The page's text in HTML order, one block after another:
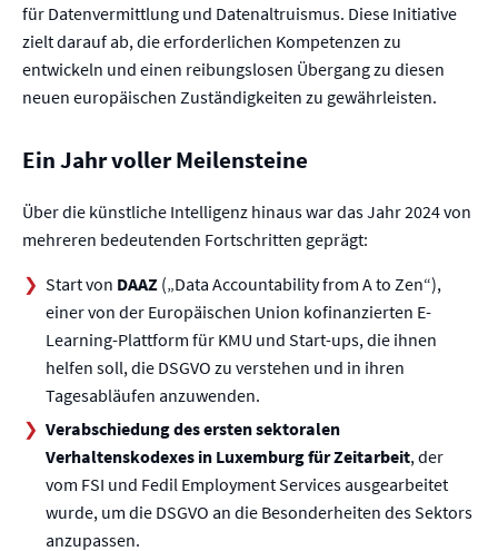
für Datenvermittlung und Datenaltruismus. Diese Initiative
zielt darauf ab, die erforderlichen Kompetenzen zu
entwickeln und einen reibungslosen Übergang zu diesen
neuen europäischen Zuständigkeiten zu gewährleisten.
Ein Jahr voller Meilensteine
Über die künstliche Intelligenz hinaus war das Jahr 2024 von
mehreren bedeutenden Fortschritten geprägt:
Start von DAAZ („Data Accountability from A to Zen“),
einer von der Europäischen Union kofinanzierten E-
Learning-Plattform für KMU und Start-ups, die ihnen
helfen soll, die DSGVO zu verstehen und in ihren
Tagesabläufen anzuwenden.
Verabschiedung des ersten sektoralen
Verhaltenskodexes in Luxemburg für Zeitarbeit, der
vom FSI und Fedil Employment Services ausgearbeitet
wurde, um die DSGVO an die Besonderheiten des Sektors
anzupassen.